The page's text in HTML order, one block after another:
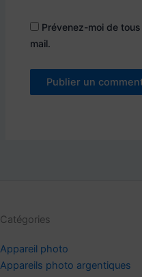
Prévenez-moi de
mail.
Catégories
Appareil photo
Appareils photo argentiques